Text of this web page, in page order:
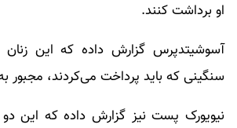
او برداشت کنند.
آسوشیتدپرس گزارش داده که این
سنگینی که باید پرداخت می‌کردند، مجبور
نیویورک پست نیز گزارش داده که این